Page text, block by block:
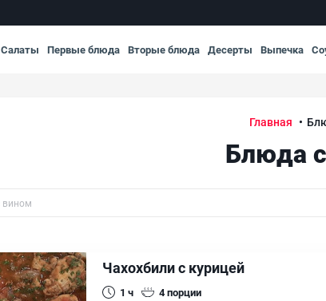
Салаты Первые блюда Вторые блюда Десерты Выпечка
Главная
Блюда
Чахохбили с курицей
1 ч 4порции